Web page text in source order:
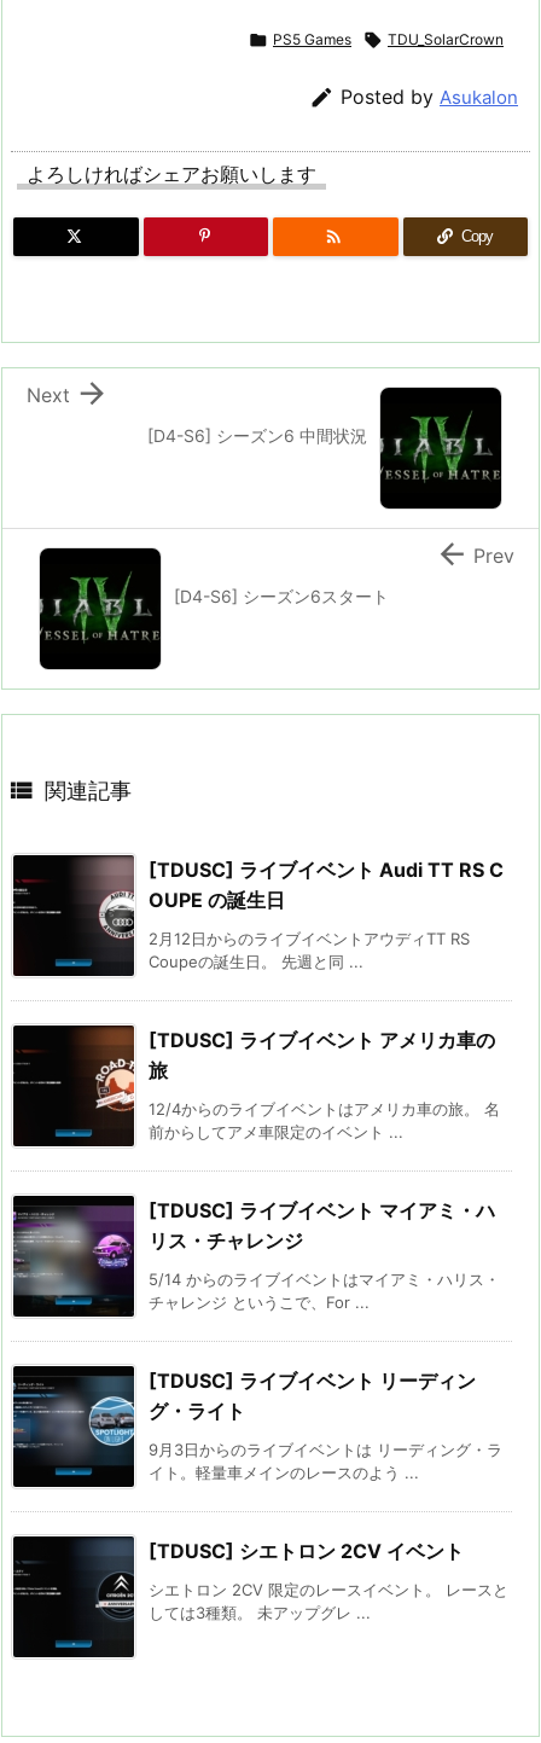
 PS5 Games  TDU_SolarCrown
 Posted by Asukalon
よろしければシェアお願いします
 Copy
[D4-S6] シーズン6 中間状況

Next
[D4-S6] シーズン6スタート
 Prev
 関連記事
[TDUSC] ライブイベント Audi TT RS C
OUPE の誕生日
2月12日からのライブイベントアウディTT RS
Coupeの誕生日。 先週と同 ...
[TDUSC] ライブイベント アメリカ車の
旅
12/4からのライブイベントはアメリカ車の旅。 名
前からしてアメ車限定のイベント ...
[TDUSC] ライブイベント マイアミ・ハ
リス・チャレンジ
5/14 からのライブイベントはマイアミ・ハリス・
チャレンジ というこで、For ...
[TDUSC] ライブイベント リーディン
グ・ライト
9月3日からのライブイベントは リーディング・ラ
イト。軽量車メインのレースのよう ...
[TDUSC] シエトロン 2CV イベント
シエトロン 2CV 限定のレースイベント。 レースと
しては3種類。 未アップグレ ...